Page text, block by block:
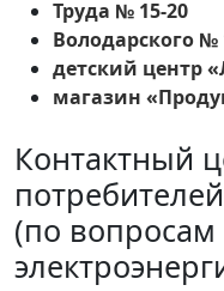
Труда № 15-20
Володарского №
детский центр
магазин
Контактный
(по